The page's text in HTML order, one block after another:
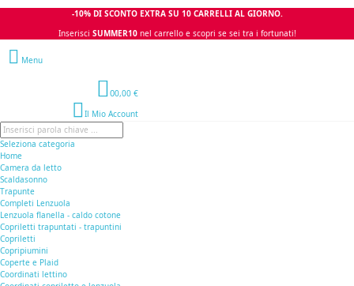
-10% DI SCONTO EXTRA SU 10 CARRELLI AL GIORNO.
Inserisci SUMMER10 nel carrello e scopri se sei tra i fortunati!
Menu
00,00 €
Il Mio Account
Seleziona categoria
Home
Camera da letto
Scaldasonno
Trapunte
Completi Lenzuola
Lenzuola flanella - caldo cotone
Copriletti trapuntati - trapuntini
Copriletti
Copripiumini
Coperte e Plaid
Coordinati lettino